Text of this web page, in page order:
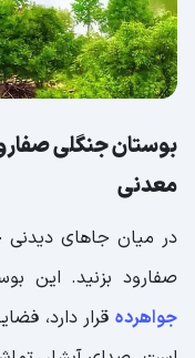
بوستان جنگلی
معدنی
در میان جاهای دیدنی
صفارود بزنید. این بوستان
جواهرده قرار دارد،